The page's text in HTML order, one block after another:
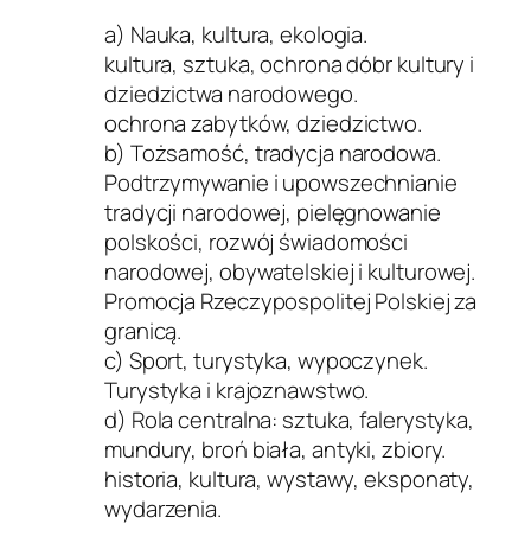
a) Nauka, kultura, ekologia.
kultura, sztuka, ochrona dóbr kultury i
dziedzictwa narodowego.
ochrona zabytków, dziedzictwo.
b) Tożsamość, tradycja narodowa.
Podtrzymywanie i upowszechnianie
tradycji narodowej, pielęgnowanie
polskości, rozwój świadomości
narodowej, obywatelskiej i kulturowej.
Promocja Rzeczypospolitej Polskiej za
granicą.
c) Sport, turystyka, wypoczynek.
Turystyka i krajoznawstwo.
d) Rola centralna: sztuka, falerystyka,
mundury, broń biała, antyki, zbiory.
historia, kultura, wystawy, eksponaty,
wydarzenia.